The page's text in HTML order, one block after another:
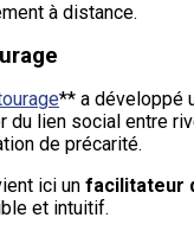
à distance.
** a développé
du lien social entre
de précarité.
ici un facilitateur
et intuitif.